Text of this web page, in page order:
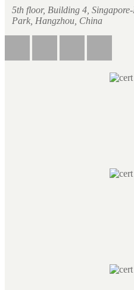
5th floor, Building 4,
Park, Hangzhou, China